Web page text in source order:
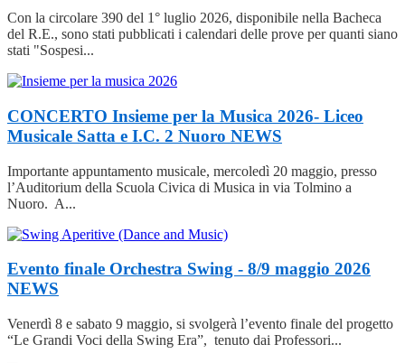
Con la circolare 390 del 1° luglio 2026, disponibile nella Bacheca
del R.E., sono stati pubblicati i calendari delle prove per quanti siano
stati "Sospesi...
CONCERTO Insieme per la Musica 2026- Liceo
Musicale Satta e I.C. 2 Nuoro NEWS
Importante appuntamento musicale, mercoledì 20 maggio, presso
l’Auditorium della Scuola Civica di Musica in via Tolmino a
Nuoro. A...
Evento finale Orchestra Swing - 8/9 maggio 2026
NEWS
Venerdì 8 e sabato 9 maggio, si svolgerà l’evento finale del progetto
“Le Grandi Voci della Swing Era”, tenuto dai Professori...